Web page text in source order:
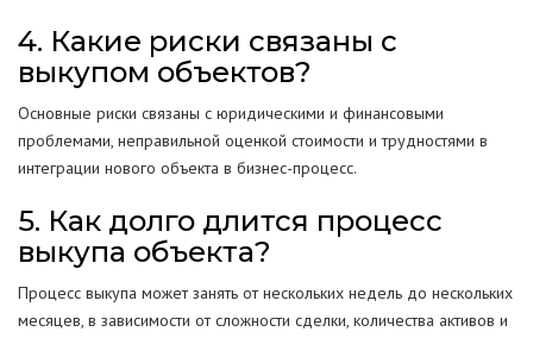
4. Какие риски связаны с
выкупом объектов?
Основные риски связаны с юридическими и финансовыми
проблемами, неправильной оценкой стоимости и трудностями в
интеграции нового объекта в бизнес-процесс.
5. Как долго длится процесс
выкупа объекта?
Процесс выкупа может занять от нескольких недель до нескольких
месяцев, в зависимости от сложности сделки, количества активов и